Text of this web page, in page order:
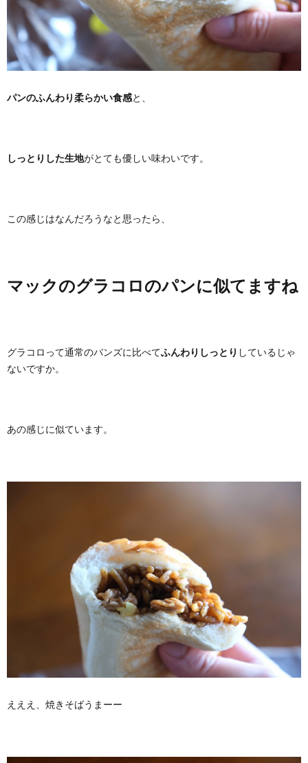
パンのふんわり柔らかい食感と、
しっとりした生地がとても優しい味わいです。
この感じはなんだろうなと思ったら、
マックのグラコロのパンに似てますね
グラコロって通常のバンズに比べてふんわりしっとり しているじゃ
ないですか。
あの感じに似ています。
えええ、焼きそばうまーー